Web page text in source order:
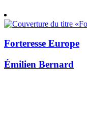
Forteresse Europe
Émilien Bernard